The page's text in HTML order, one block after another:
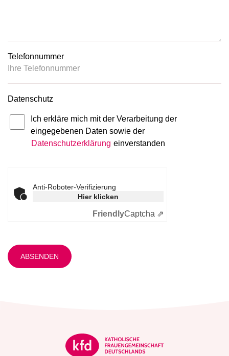
Telefonnummer
Datenschutz
Ich erkläre mich mit der Verarbeitung der
eingegebenen Daten sowie der
Datenschutzerklärung einverstanden
Anti-Roboter-Verifizierung
Hier klicken
FriendlyCaptcha ⇗